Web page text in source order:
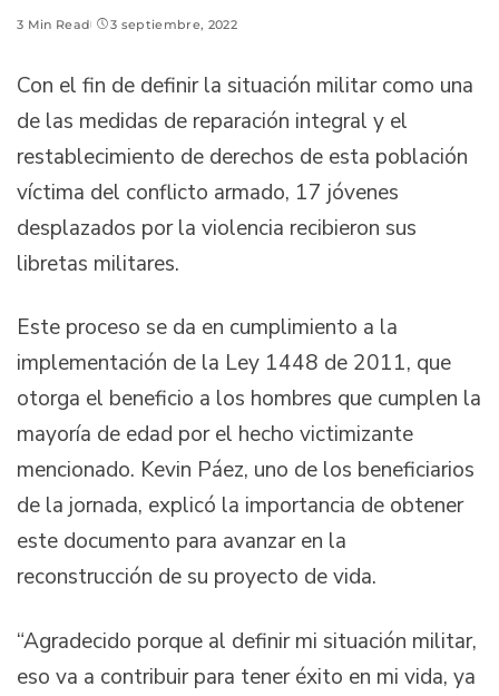
3 Min Read 3 septiembre, 2022
Con el fin de definir la situación militar como una
de las medidas de reparación integral y el
restablecimiento de derechos de esta población
víctima del conflicto armado, 17 jóvenes
desplazados por la violencia recibieron sus
libretas militares.
Este proceso se da en cumplimiento a la
implementación de la Ley 1448 de 2011, que
otorga el beneficio a los hombres que cumplen la
mayoría de edad por el hecho victimizante
mencionado. Kevin Páez, uno de los beneficiarios
de la jornada, explicó la importancia de obtener
este documento para avanzar en la
reconstrucción de su proyecto de vida.
“Agradecido porque al definir mi situación militar,
eso va a contribuir para tener éxito en mi vida, ya